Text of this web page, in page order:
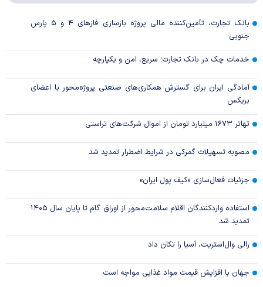
بانک تجارت، تأمین‌کننده مالی پروژه بازسازی فاز‌های ۴ و ۵ پارس
جنوبی
خدمات چک در بانک تجارت؛ سریع، امن و یکپارچه
آمادگی ایران برای گسترش همکاری‌های صنعتی پروژه‌محور با اعضای
بریکس
تهاتر ۱۶۷۳ میلیارد تومان از اموال شرکت‌های تراستی
مصوبه تسهیلات گمرکی در شرایط اضطرار تمدید شد
جزئیات فعال‌سازی «کیف پول ایران»
استفاده واردکنندگان اقلام سلامت‌محور از اوراق گام تا پایان سال ۱۴۰۵
تمدید شد
رالی وال‌استریت، آسیا را تکان داد
جهان با افزایش قیمت مواد غذایی مواجه است